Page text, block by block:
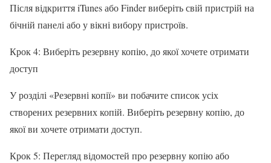
Після відкриття iTunes або Finder виберіть свій пристрій на
бічній панелі або у вікні вибору пристроїв.
Крок 4: Виберіть резервну копію, до якої хочете отримати
доступ
У розділі «Резервні копії» ви побачите список усіх
створених резервних копій. Виберіть резервну копію, до
якої ви хочете отримати доступ.
Крок 5: Перегляд відомостей про резервну копію або